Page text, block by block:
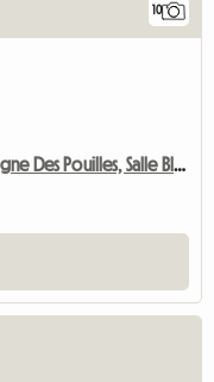
10
Masseria Del'700 Dans La Campagne Des Pouilles, Salle Blanche